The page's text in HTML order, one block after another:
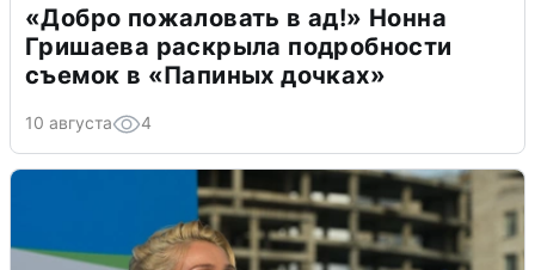
«Добро пожаловать в ад!» Нонна
Гришаева раскрыла подробности
съемок в «Папиных дочках»
10 августа 4